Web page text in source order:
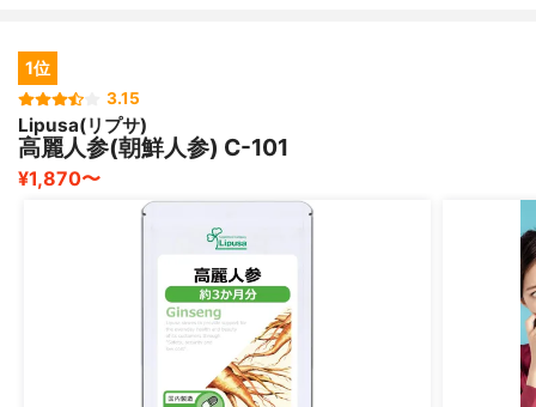
1位
3.15
Lipusa(リプサ)
高麗人参(朝鮮人参) C-101
¥1,870〜